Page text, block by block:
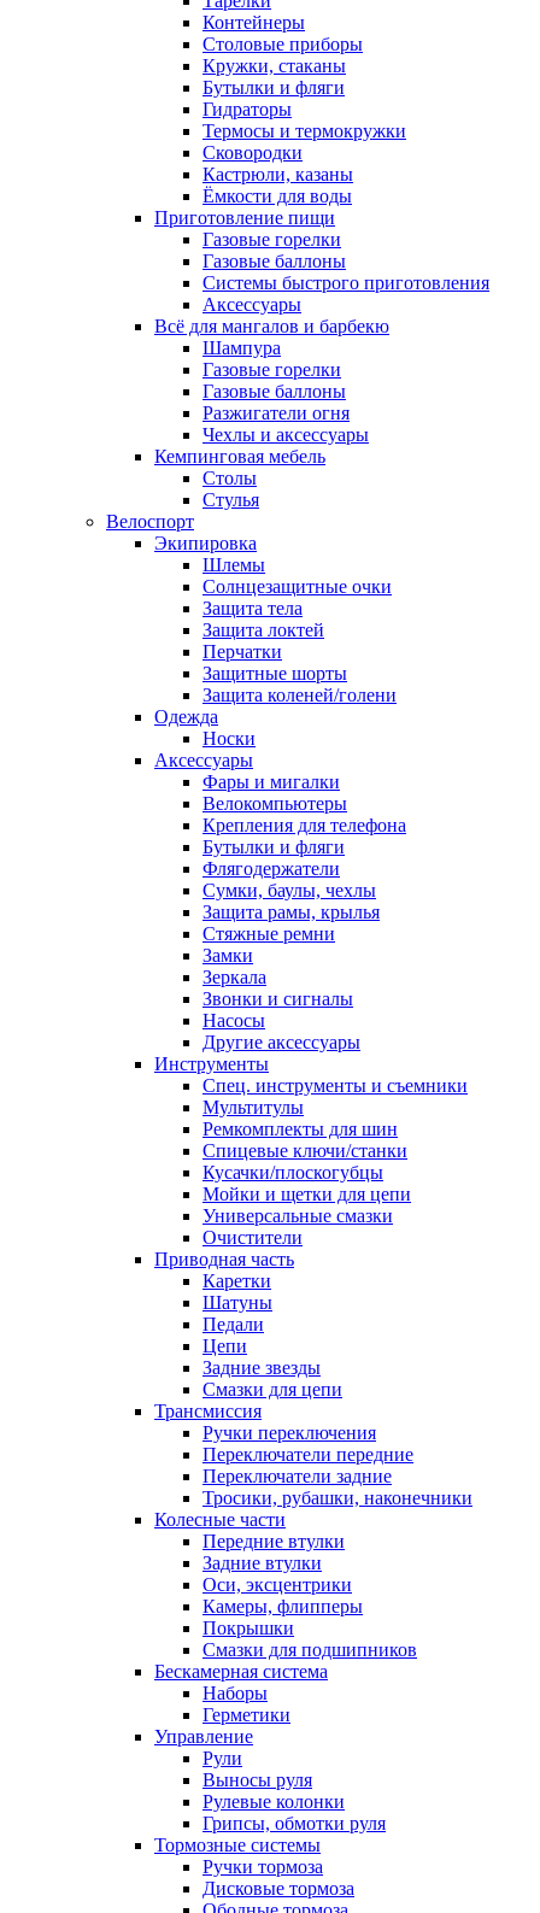
Контейнеры
Столовые приборы
Кружки, стаканы
Бутылки и фляги
Гидраторы
Термосы и термокружки
Сковородки
Кастрюли, казаны
Ёмкости для воды
Приготовление пищи
Газовые горелки
Газовые баллоны
Системы быстрого приготовления
Аксессуары
Всё для мангалов и барбекю
Шампура
Газовые горелки
Газовые баллоны
Разжигатели огня
Чехлы и аксессуары
Кемпинговая мебель
Столы
Стулья
Велоспорт
Экипировка
Шлемы
Солнцезащитные очки
Защита тела
Защита локтей
Перчатки
Защитные шорты
Защита коленей/голени
Одежда
Носки
Аксессуары
Фары и мигалки
Велокомпьютеры
Крепления для телефона
Бутылки и фляги
Флягодержатели
Сумки, баулы, чехлы
Защита рамы, крылья
Стяжные ремни
Замки
Зеркала
Звонки и сигналы
Насосы
Другие аксессуары
Инструменты
Спец. инструменты и съемники
Мультитулы
Ремкомплекты для шин
Спицевые ключи/станки
Кусачки/плоскогубцы
Мойки и щетки для цепи
Универсальные смазки
Очистители
Приводная часть
Каретки
Шатуны
Педали
Цепи
Задние звезды
Смазки для цепи
Трансмиссия
Ручки переключения
Переключатели передние
Переключатели задние
Тросики, рубашки, наконечники
Колесные части
Передние втулки
Задние втулки
Оси, эксцентрики
Камеры, флипперы
Покрышки
Смазки для подшипников
Бескамерная система
Наборы
Герметики
Управление
Рули
Выносы руля
Рулевые колонки
Грипсы, обмотки руля
Тормозные системы
Ручки тормоза
Дисковые тормоза